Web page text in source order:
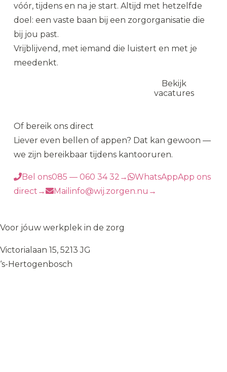
vóór, tijdens en na je start. Altijd met hetzelfde
doel: een vaste baan bij een zorgorganisatie die
bij jou past.
Vrijblijvend, met iemand die luistert en met je
meedenkt.
Bekijk
vacatures
Of bereik ons direct
Liever even bellen of appen? Dat kan gewoon —
we zijn bereikbaar tijdens kantooruren.
Bel ons085 — 060 34 32 → WhatsAppApp ons
direct → Mail info@wij.zorgen.nu →
Voor jóuw werkplek in de zorg
Victorialaan 15, 5213 JG
‘s-Hertogenbosch